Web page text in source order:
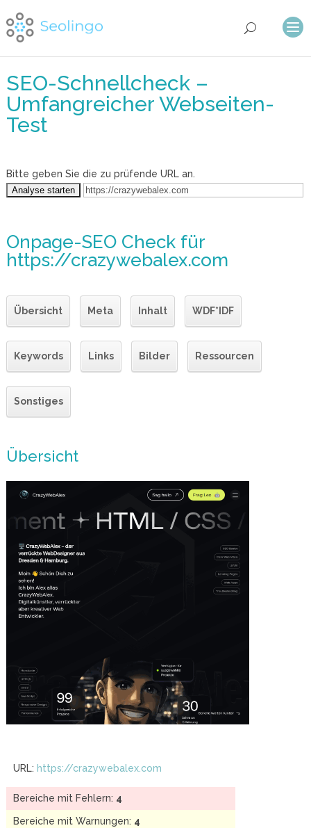
SEO-Schnellcheck –
Umfangreicher Webseiten-
Test
Bitte geben Sie die zu prüfende URL an.
Onpage-SEO Checkfür
https://crazywebalex.com
Übersicht Meta Inhalt WDF*IDF
Keywords Links Bilder Ressourcen
Sonstiges
Übersicht
URL: https://crazywebalex.com
Bereiche mit Fehlern: 4
Bereiche mit Warnungen: 4